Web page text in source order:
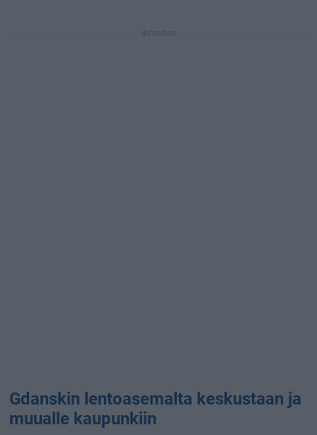
Gdanskin lentoasemalta keskustaan ja
muualle kaupunkiin